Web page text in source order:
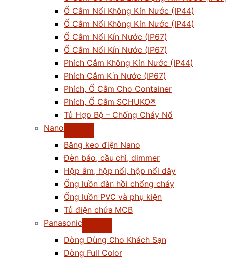
Ổ Cắm Nổi Không Kín Nước (IP44)
Ổ Cắm Nối Không Kín Nước (IP44)
Ổ Cắm Nối Kín Nước (IP67)
Ổ Cắm Nổi Kín Nước (IP67)
Phích Cắm Không Kín Nước (IP44)
Phích Cắm Kín Nước (IP67)
Phích, Ổ Cắm Cho Container
Phích, Ổ Cắm SCHUKO®
Tủ Hợp Bộ – Chống Cháy Nổ
Nano
Băng keo điện Nano
Đèn báo, cầu chì, dimmer
Hộp âm, hộp nổi, hộp nối dây
Ống luồn đàn hồi chống cháy
Ống luồn PVC và phụ kiện
Tủ điện chứa MCB
Panasonic
Dòng Dùng Cho Khách Sạn
Dòng Full Color